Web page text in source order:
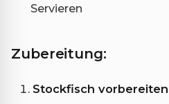
Servieren
Zubereitung:
Stockfisch